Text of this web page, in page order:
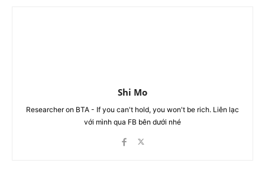
Shi Mo
Researcher on BTA - If you can't hold, you won't be rich. Liên lạc
với mình qua FB bên dưới nhé